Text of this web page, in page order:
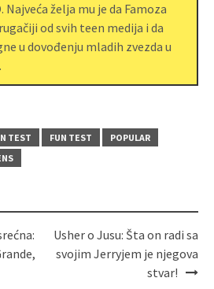
Najveća želja mu je da Famoza
od svih teen medija i da
u dovođenju mladih zvezda u
TEST FUN TEST
POPULAR
Usher o Jusu: Šta on radi sa
svojim Jerryjem je njegova
stvar!